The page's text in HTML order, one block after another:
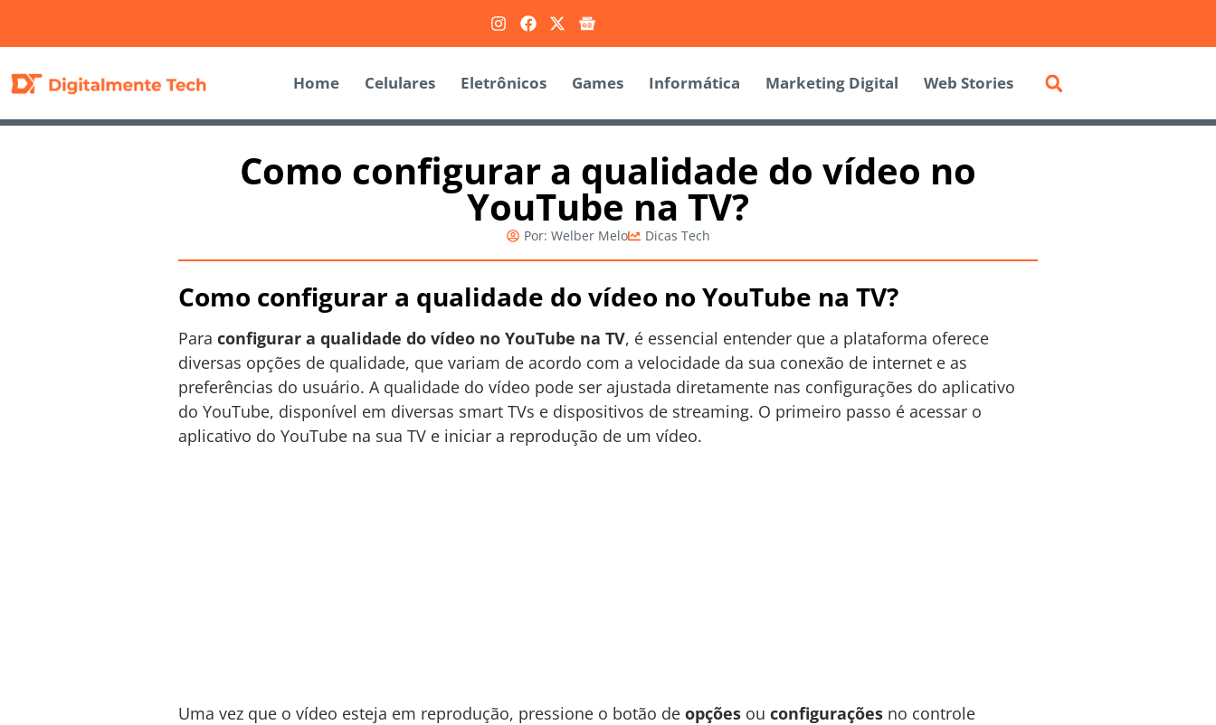
Home Celulares Eletrônicos Games Informática Marketing Digital Web Stories
Como configurar a qualidade do vídeo no
YouTube na TV?
Por: Welber Melo Dicas Tech
Como configurar a qualidade do vídeo no YouTube na TV?
Para configurar a qualidade do vídeo no YouTube na TV, é essencial entender que a plataforma oferece
diversas opções de qualidade, que variam de acordo com a velocidade da sua conexão de internet e as
preferências do usuário. A qualidade do vídeo pode ser ajustada diretamente nas configurações do aplicativo
do YouTube, disponível em diversas smart TVs e dispositivos de streaming. O primeiro passo é acessar o
aplicativo do YouTube na sua TV e iniciar a reprodução de um vídeo.
Uma vez que o vídeo esteja em reprodução, pressione o botão de opções ou configurações no controle